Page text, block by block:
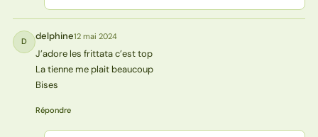
D delphine12 mai 2024
J’adore les frittata c’est top
La tienne me plait beaucoup
Bises
Répondre